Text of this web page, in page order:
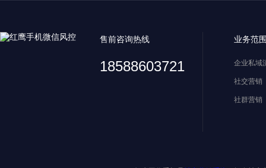
售前咨询热线
18588603721
业务范
企业私域
社交营销
社群营销